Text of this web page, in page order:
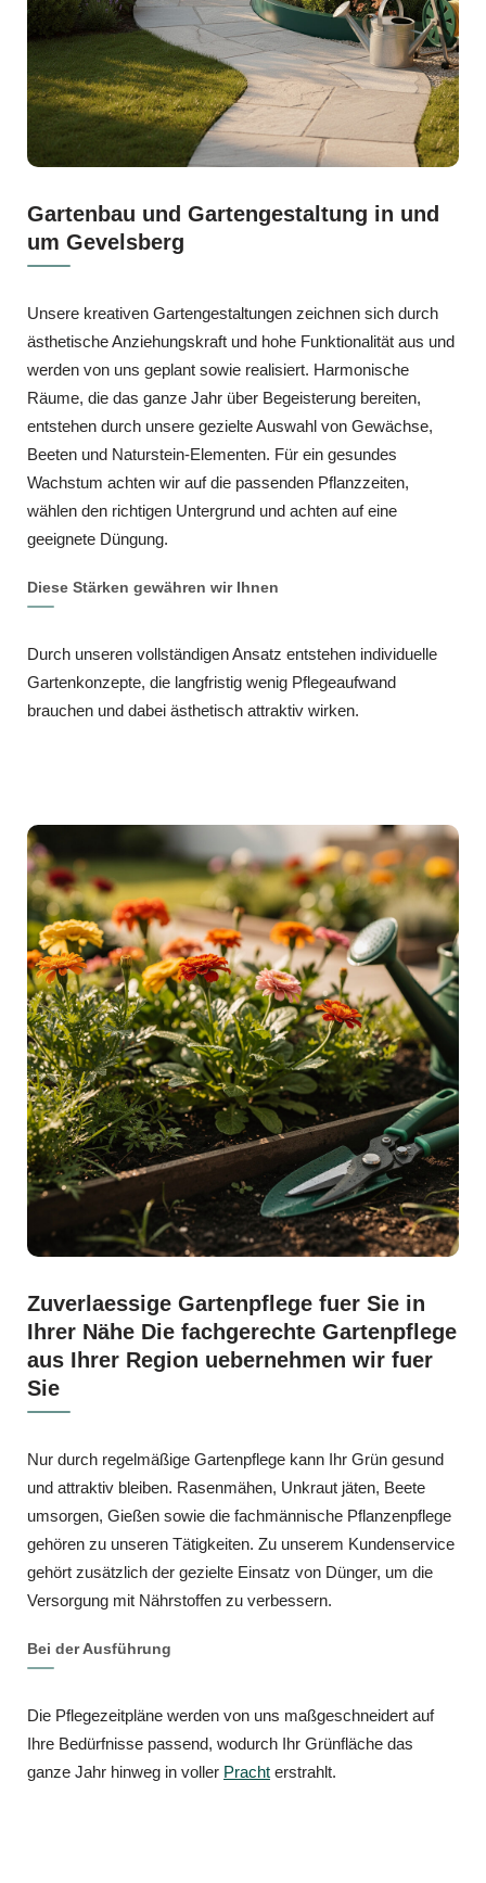
Gartenbau und Gartengestaltung in und
um Gevelsberg
Unsere kreativen Gartengestaltungen zeichnen sich durch
ästhetische Anziehungskraft und hohe Funktionalität aus und
werden von uns geplant sowie realisiert. Harmonische
Räume, die das ganze Jahr über Begeisterung bereiten,
entstehen durch unsere gezielte Auswahl von Gewächse,
Beeten und Naturstein-Elementen. Für ein gesundes
Wachstum achten wir auf die passenden Pflanzzeiten,
wählen den richtigen Untergrund und achten auf eine
geeignete Düngung.
Diese Stärken gewähren wir Ihnen
Durch unseren vollständigen Ansatz entstehen individuelle
Gartenkonzepte, die langfristig wenig Pflegeaufwand
brauchen und dabei ästhetisch attraktiv wirken.
Zuverlaessige Gartenpflege fuer Sie in
Ihrer Nähe Die fachgerechte Gartenpflege
aus Ihrer Region uebernehmen wir fuer
Sie
Nur durch regelmäßige Gartenpflege kann Ihr Grün gesund
und attraktiv bleiben. Rasenmähen, Unkraut jäten, Beete
umsorgen, Gießen sowie die fachmännische Pflanzenpflege
gehören zu unseren Tätigkeiten. Zu unserem Kundenservice
gehört zusätzlich der gezielte Einsatz von Dünger, um die
Versorgung mit Nährstoffen zu verbessern.
Bei der Ausführung
Die Pflegezeitpläne werden von uns maßgeschneidert auf
Ihre Bedürfnisse passend, wodurch Ihr Grünfläche das
ganze Jahr hinweg in voller Pracht erstrahlt.